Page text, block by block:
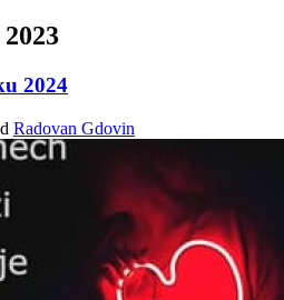
2024
Radovan Gdovin